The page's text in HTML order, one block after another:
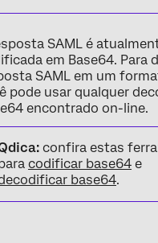
SAML é
em Base64. Para
SAML em um
pode usar qualquer
encontrado on-line.
confira estas
codificar base64 e
base64.